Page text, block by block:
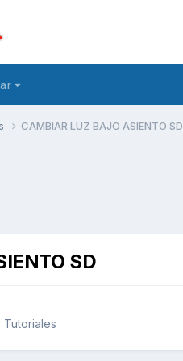
CAMBIAR LUZ BAJO ASIENTO SD
SD
Tutoriales